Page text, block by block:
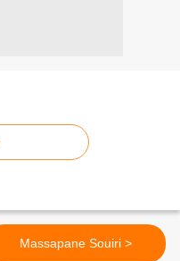
Massapane Souiri >